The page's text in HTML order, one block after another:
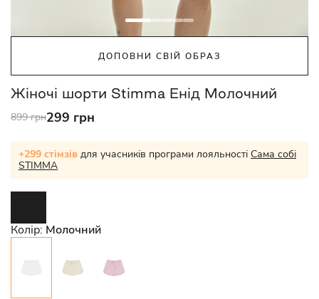
ДОПОВНИ СВІЙ ОБРАЗ
Жіночі шорти Stimma Енід Молочний
899 грн299 грн
+299 стімзів для учасників програми лояльності Сама собі
STIMMA
Колір: Молочний